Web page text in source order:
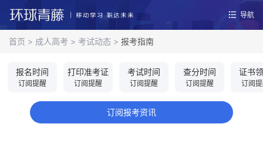
导航
首页 > 成人高考 > 考试动态 > 报考指南
报名时间
订阅提醒
打印准考证
订阅提醒
考试时间
订阅提醒
查分时间
订阅提醒
证书
订阅
订阅报考资讯